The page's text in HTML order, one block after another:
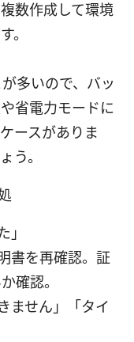
数作成して環境
。
多いので、バッ
省電力モードに
ースがありま
う。
」
書を再確認。証
確認。
ません」「タイ